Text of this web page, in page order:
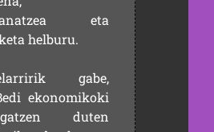
eta
helburu.
gabe,
ekonomikoki
duten